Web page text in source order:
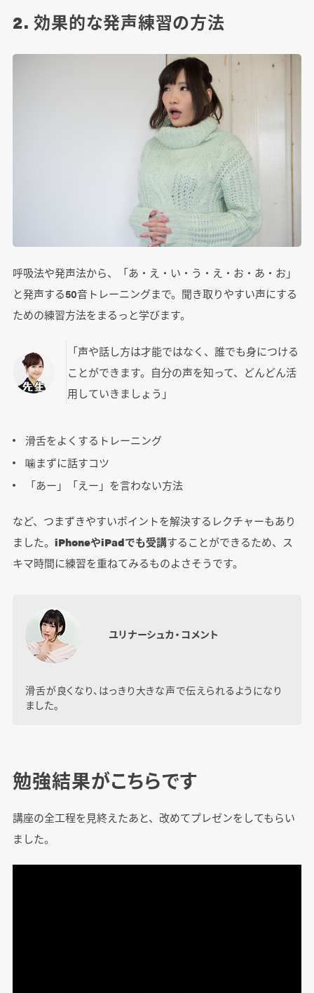
2. 効果的な発声練習の方法
呼吸法や発声法から、「あ・え・い・う・え・お・あ・お」
と発声する50音トレーニングまで。聞き取りやすい声にする
ための練習方法をまるっと学びます。
「声や話し方は才能ではなく、誰でも身につける
ことができます。自分の声を知って、どんどん活
用していきましょう」
滑舌をよくするトレーニング
噛まずに話すコツ
「あー」「えー」を言わない方法
など、つまずきやすいポイントを解決するレクチャーもあり
ました。 iPhoneやiPadでも受講することができるため、ス
キマ時間に練習を重ねてみるものよさそうです。
ユリナーシュカ・コメント
滑舌が良くなり、はっきり大きな声で伝えられるようになり
ました。
勉強結果がこちらです
講座の全工程を見終えたあと、改めてプレゼンをしてもらい
ました。